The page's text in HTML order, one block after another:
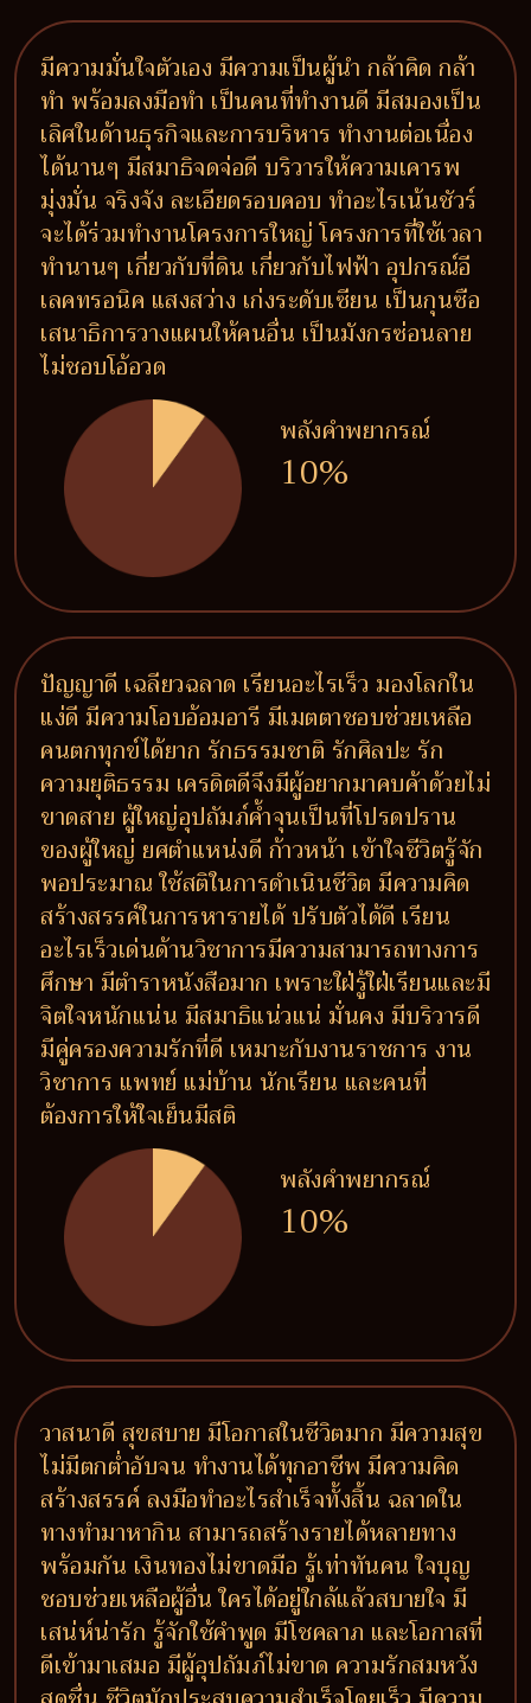
มีความมั่นใจตัวเอง มีความเป็นผู้นำ กล้าคิด กล้า
ทำ พร้อมลงมือทำ เป็นคนที่ทำงานดี มีสมองเป็น
เลิศในด้านธุรกิจและการบริหาร ทำงานต่อเนื่อง
ได้นานๆ มีสมาธิจดจ่อดี บริวารให้ความเคารพ
มุ่งมั่น จริงจัง ละเอียดรอบคอบ ทำอะไรเน้นชัวร์
จะได้ร่วมทำงานโครงการใหญ่ โครงการที่ใช้เวลา
ทำนานๆ เกี่ยวกับที่ดิน เกี่ยวกับไฟฟ้า อุปกรณ์อี
เลคทรอนิค แสงสว่าง เก่งระดับเซียน เป็นกุนซือ
เสนาธิการวางแผนให้คนอื่น เป็นมังกรซ่อนลาย
ไม่ชอบโอ้อวด
พลังคำพยากรณ์
10%
ปัญญาดี เฉลียวฉลาด เรียนอะไรเร็ว มองโลกใน
แง่ดี มีความโอบอ้อมอารี มีเมตตาชอบช่วยเหลือ
คนตกทุกข์ได้ยาก รักธรรมชาติ รักศิลปะ รัก
ความยุติธรรม เครดิตดีจึงมีผู้อยากมาคบค้าด้วยไม่
ขาดสาย ผู้ใหญ่อุปถัมภ์ค้ำจุนเป็นที่โปรดปราน
ของผู้ใหญ่ ยศตำแหน่งดี ก้าวหน้า เข้าใจชีวิตรู้จัก
พอประมาณ ใช้สติในการดำเนินชีวิต มีความคิด
สร้างสรรค์ในการหารายได้ ปรับตัวได้ดี เรียน
อะไรเร็วเด่นด้านวิชาการมีความสามารถทางการ
ศึกษา มีตำราหนังสือมาก เพราะใฝ่รู้ใฝ่เรียนและมี
จิตใจหนักแน่น มีสมาธิแน่วแน่ มั่นคง มีบริวารดี
มีคู่ครองความรักที่ดี เหมาะกับงานราชการ งาน
วิชาการ แพทย์ แม่บ้าน นักเรียน และคนที่
ต้องการให้ใจเย็นมีสติ
พลังคำพยากรณ์
10%
วาสนาดี สุขสบาย มีโอกาสในชีวิตมาก มีความสุข
ไม่มีตกต่ำอับจน ทำงานได้ทุกอาชีพ มีความคิด
สร้างสรรค์ ลงมือทำอะไรสำเร็จทั้งสิ้น ฉลาดใน
ทางทำมาหากิน สามารถสร้างรายได้หลายทาง
พร้อมกัน เงินทองไม่ขาดมือ รู้เท่าทันคน ใจบุญ
ชอบช่วยเหลือผู้อื่น ใครได้อยู่ใกล้แล้วสบายใจ มี
เสน่ห์น่ารัก รู้จักใช้คำพูด มีโชคลาภ และโอกาสที่
ดีเข้ามาเสมอ มีผู้อุปถัมภ์ไม่ขาด ความรักสมหวัง